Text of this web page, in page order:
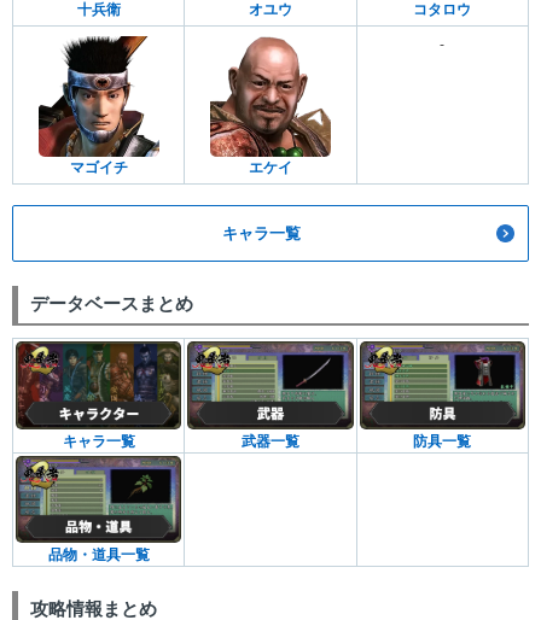
十兵衛 オユウ コタロウ
マゴイチ エケイ
-
キャラ一覧
データベースまとめ
キャラ一覧 武器一覧 防具一覧
品物・道具一覧
攻略情報まとめ